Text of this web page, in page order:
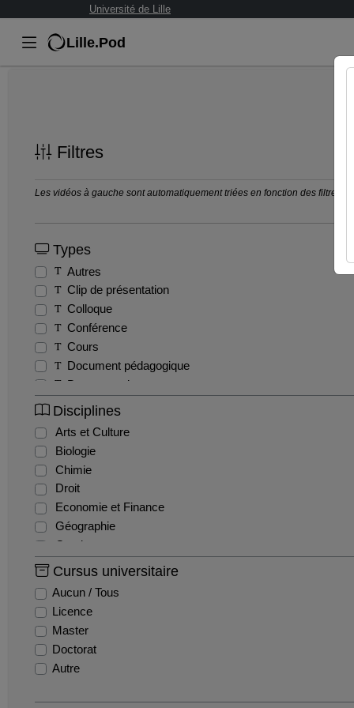
Université de Lille
Lille.Pod
Filtres
Les vidéos à gauche sont automatiquement triées en fonction des filtres
Types
Autres
Clip de présentation
Colloque
Conférence
Cours
Document pédagogique
Documentaire
Exercice
Interview
Séminaire
Webinaire
Disciplines
Arts et Culture
Biologie
Chimie
Droit
Economie et Finance
Géographie
Gestion
Histoire
Cursus universitaire
Aucun / Tous
Licence
Master
Doctorat
Autre